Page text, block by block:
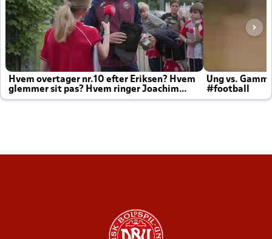
Hvem overtager nr.10 efter Eriksen? Hvem
glemmer sit pas? Hvem ringer Joachim
altid til efter kampe?
Ung vs.
#football